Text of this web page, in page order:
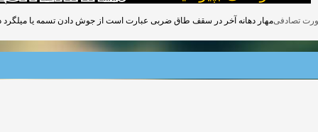
مهار دهانه آخر در سقف طاق ضربی عبارت است از جوش دادن تسمه یا میلگرد در فواصل کمتر از 2 متر بین دو